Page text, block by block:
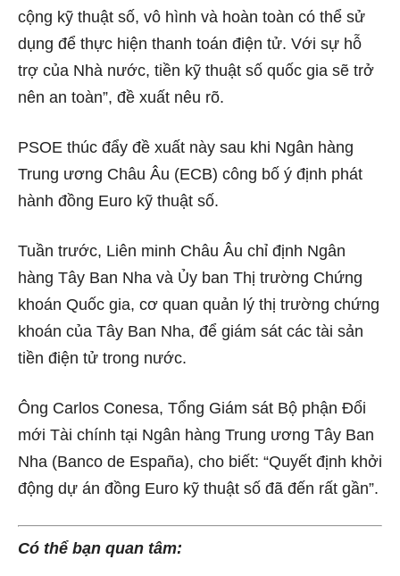
cộng kỹ thuật số, vô hình và hoàn toàn có thể sử
dụng để thực hiện thanh toán điện tử. Với sự hỗ
trợ của Nhà nước, tiền kỹ thuật số quốc gia sẽ trở
nên an toàn”, đề xuất nêu rõ.
PSOE thúc đẩy đề xuất này sau khi Ngân hàng
Trung ương Châu Âu (ECB) công bố ý định phát
hành đồng Euro kỹ thuật số.
Tuần trước, Liên minh Châu Âu chỉ định Ngân
hàng Tây Ban Nha và Ủy ban Thị trường Chứng
khoán Quốc gia, cơ quan quản lý thị trường chứng
khoán của Tây Ban Nha, để giám sát các tài sản
tiền điện tử trong nước.
Ông Carlos Conesa, Tổng Giám sát Bộ phận Đổi
mới Tài chính tại Ngân hàng Trung ương Tây Ban
Nha (Banco de España), cho biết: “Quyết định khởi
động dự án đồng Euro kỹ thuật số đã đến rất gần”.
Có thể bạn quan tâm: